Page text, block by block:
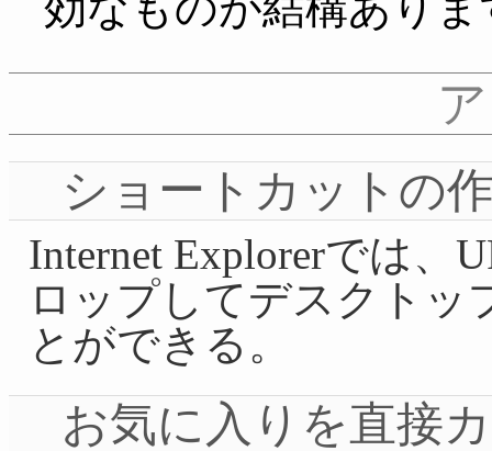
ショートカットの
Internet Explorerでは
ロップしてデスクトッ
とができる。
お気に入りを直接